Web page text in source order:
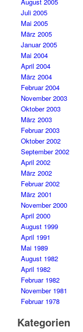
Juli 2005
Mai 2005
März 2005
Januar 2005
Mai 2004
April 2004
März 2004
Februar 2004
November 2003
Oktober 2003
März 2003
Februar 2003
Oktober 2002
September 2002
April 2002
März 2002
Februar 2002
März 2001
November 2000
April 2000
August 1999
April 1991
Mai 1989
August 1982
April 1982
Februar 1982
November 1981
Februar 1978
Kategorien